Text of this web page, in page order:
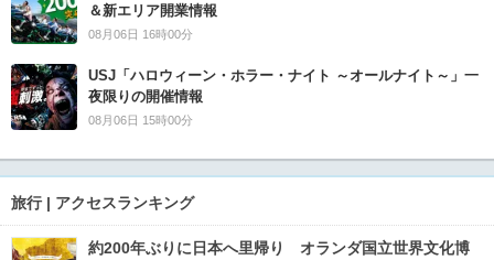
＆新エリア開業情報
08月06日 16時00分
USJ「ハロウィーン・ホラー・ナイト ～オールナイト～」一
夜限りの開催情報
08月06日 15時00分
旅行 | アクセスランキング
約200年ぶりに日本へ里帰り オランダ国立世界文化博